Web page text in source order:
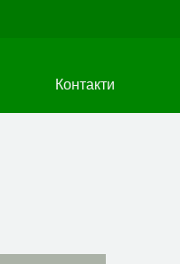
Контакти